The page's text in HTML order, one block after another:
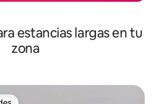
estancias largas en tu
zona